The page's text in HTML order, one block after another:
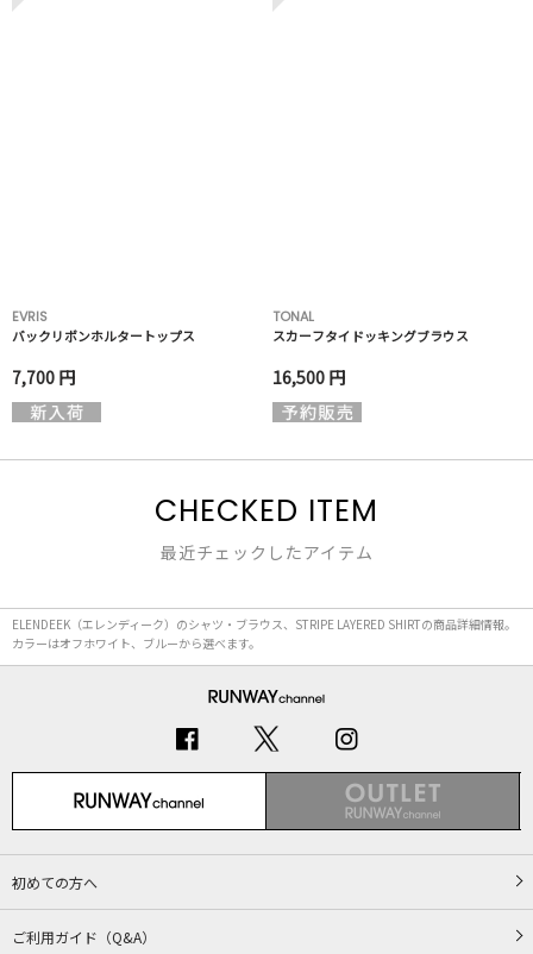
EVRIS
バックリボンホルタートップス
7,700 円
TONAL
スカーフタイドッキングブラウス
16,500 円
CHECKED ITEM
最近チェックしたアイテム
ELENDEEK（エレンディーク）のシャツ・ブラウス、STRIPE LAYERED SHIRTの商品詳細情報。
カラーはオフホワイト、ブルーから選べます。
初めての方へ
ご利用ガイド（Q&A）